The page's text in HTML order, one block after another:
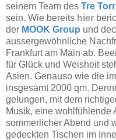
seinem Team des Tre
sein. Wie bereits hier
der MOOK Group und
aussergewöhnliche
Frankfurt am Main ab.
für Glück und Weisheit
Asien. Genauso wie die
insgesamt 2000 qm.
gelungen, mit dem
Musik, eine wohlfühlende
sommerlicher Abend und
gedeckten Tischen im